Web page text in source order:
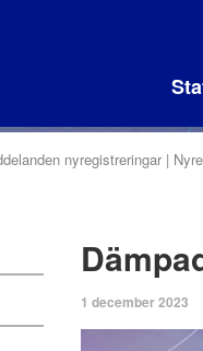
nyregistreringar
1 december 2023